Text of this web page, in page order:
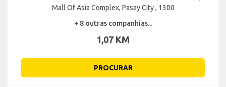
Mall Of Asia Complex, Pasay City , 1300
+ 8 outras companhias...
1,07 KM
PROCURAR